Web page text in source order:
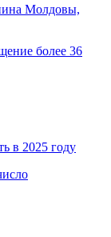
Молдовы,
более 36
в 2025 году